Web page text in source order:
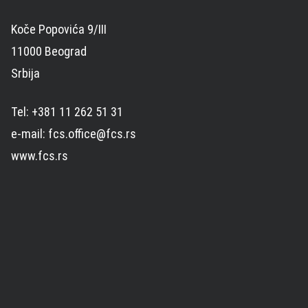
Koče Popovića 9/III
11000 Beograd
Srbija
Tel: +381 11 262 51 31
e-mail: fcs.office@fcs.rs
www.fcs.rs